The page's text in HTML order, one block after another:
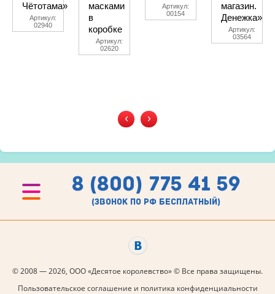
Чётотама»
Артикул:
02940
масками
в
коробке
Артикул:
02620
Артикул:
00154
магазин.
Денежка»
Артикул:
03564
‹ ›
8 (800) 775 41 59
(звонок по рф бесплатный)
© 2008 — 2026, ООО «Десятое королевство» © Все права защищены.
Пользовательское соглашение и политика конфиденциальности